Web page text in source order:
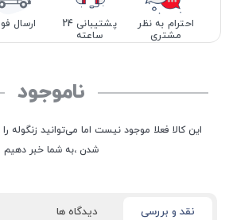
احترام به نظر
مشتری
پشتیبانی 24
ساعته
ارسال
ناموجود
این کالا فعلا موجود نیست اما می‌توانید زنگوله
شدن ،به شما خبر دهیم
نقد و بررسی دیدگاه ها